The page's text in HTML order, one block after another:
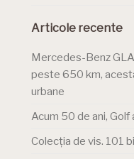
Articole recente
Mercedes-Benz
peste 650 km,
urbane
Acum 50 de ani, Golf
Colecția de vis. 101